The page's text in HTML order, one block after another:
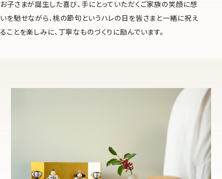
お子さまが誕生した喜び、手にとっていただくご家族の笑顔に想
いを馳せながら、桃の節句というハレの日を皆さまと一緒に祝え
ることを楽しみに、丁寧なものづくりに励んでいます。